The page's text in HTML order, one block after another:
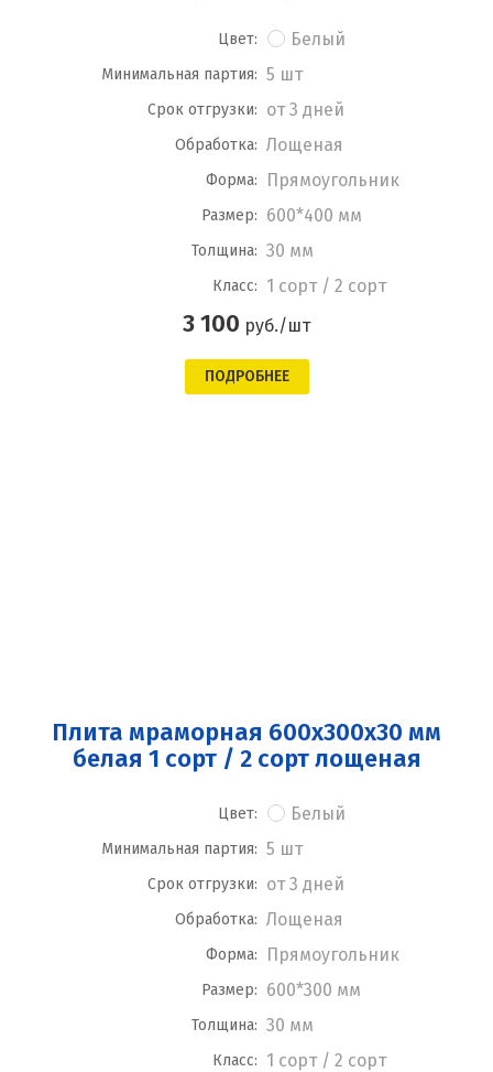
Цвет: Белый
Минимальная партия: 5 шт
Срок отгрузки: от 3 дней
Обработка: Лощеная
Форма: Прямоугольник
Размер: 600*400 мм
Толщина: 30 мм
Класс: 1 сорт / 2 сорт
3 100 руб./шт
ПОДРОБНЕЕ
Плита мраморная 600x300x30 мм
белая 1 сорт / 2 сорт лощеная
Цвет: Белый
Минимальная партия: 5 шт
Срок отгрузки: от 3 дней
Обработка: Лощеная
Форма: Прямоугольник
Размер: 600*300 мм
Толщина: 30 мм
Класс: 1 сорт / 2 сорт